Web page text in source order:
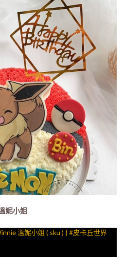
妮小姐
溫妮小姐 ( sku ) | #皮卡丘世界